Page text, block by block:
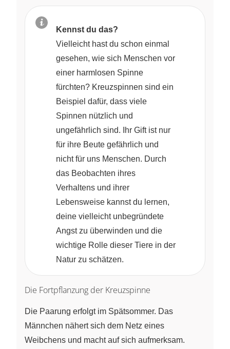
Kennst du das?
Vielleicht hast du schon einmal
gesehen, wie sich Menschen vor
einer harmlosen Spinne
fürchten? Kreuzspinnen sind ein
Beispiel dafür, dass viele
Spinnen nützlich und
ungefährlich sind. Ihr Gift ist nur
für ihre Beute gefährlich und
nicht für uns Menschen. Durch
das Beobachten ihres
Verhaltens und ihrer
Lebensweise kannst du lernen,
deine vielleicht unbegründete
Angst zu überwinden und die
wichtige Rolle dieser Tiere in der
Natur zu schätzen.
Die Fortpflanzung der Kreuzspinne
Die Paarung erfolgt im Spätsommer. Das
Männchen nähert sich dem Netz eines
Weibchens und macht auf sich aufmerksam.